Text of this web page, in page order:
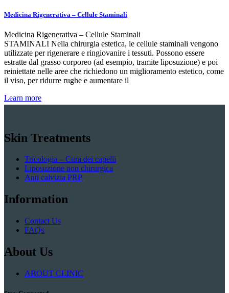
Medicina Rigenerativa – Cellule Staminali
Medicina Rigenerativa – Cellule Staminali
STAMINALI Nella chirurgia estetica, le cellule staminali vengono
utilizzate per rigenerare e ringiovanire i tessuti. Possono essere
estratte dal grasso corporeo (ad esempio, tramite liposuzione) e poi
reiniettate nelle aree che richiedono un miglioramento estetico, come
il viso, per ridurre rughe e aumentare il
Learn more
Skin Treatments
Tricologia – Cura dei capelli
Liposuzione non chirurgica
Anti calvizia PRP
Information
Contact Us
FAQs
About Us
ABOUT CLINIC